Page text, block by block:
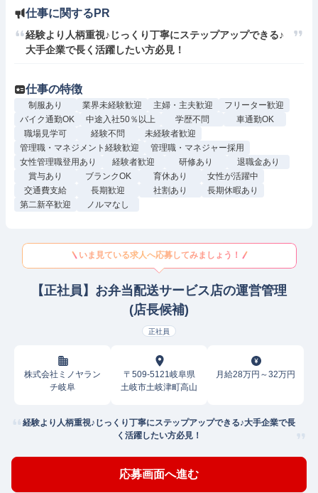
仕事に関するPR
経験より人柄重視♪じっくり丁寧にステップアップできる♪
大手企業で長く活躍したい方必見！
仕事の特徴
制服あり 業界未経験歓迎 主婦・主夫歓迎
フリーター歓迎
バイク通勤OK
中途入社50％以上 学歴不問
車通勤OK
職場見学可
経験不問
未経験者歓迎
管理職・マネジメント経験歓迎
管理職・マネジャー採用
女性管理職登用あり
経験者歓迎 研修あり
退職金あり
賞与あり
ブランクOK 育休あり
女性が活躍中
交通費支給
長期歓迎 社割あり
長期休暇あり
第二新卒歓迎
ノルマなし
いま見ている求人へ応募してみましょう！
【正社員】お弁当配送サービス店の運営管理
(店長候補)
正社員
株式会社ミノヤラン
チ岐阜
〒509-5121岐阜県
土岐市土岐津町高山
月給28万円～32万円
経験より人柄重視♪じっくり丁寧にステップアップできる♪大手企業で長
く活躍したい方必見！
応募画面へ進む